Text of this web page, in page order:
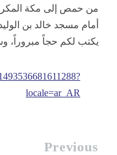
من حمص إلى مكة
أمام مسجد خالد بن
يكتب لكم حجاً مبروراً،
locale=ar_AR
Previous